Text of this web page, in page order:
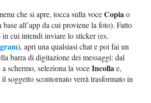
che si apre, tocca sulla voceCopia o
base all’app da cui proviene la foto). Fatto
in cui intendi inviare lo sticker (es.
), apri una qualsiasi chat e poi fai un
barra di digitazione dei messaggi: dal
a schermo, seleziona la voceIncolla e,
soggetto scontornato verrà trasformato in